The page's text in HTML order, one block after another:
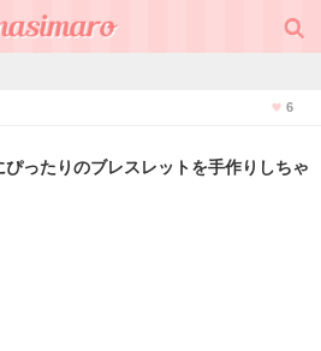
6
ったりのブレスレットを手作りしちゃ